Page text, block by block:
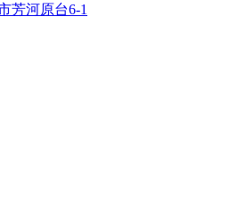
芳河原台6-1